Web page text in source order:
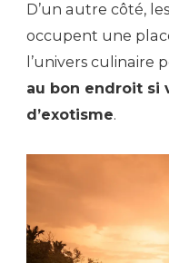
D’un autre côté,
occupent une
l’univers culinaire
au bon endroit si
d’exotisme.